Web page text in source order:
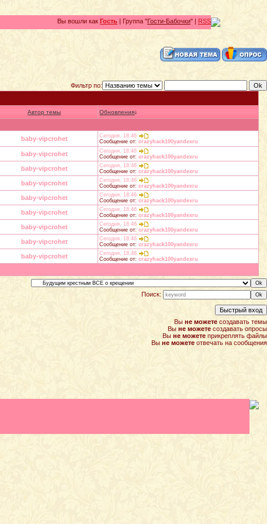
Вы вошли как Гость | Группа "Гости-Бабочки" | RSS
Фильтр по:
Автор темы Обновления↓
baby-vipcrohet
Сегодня, 18:46
Сообщение от:crazyhack100yandexru
baby-vipcrohet
Сегодня, 18:46
Сообщение от:crazyhack100yandexru
baby-vipcrohet
Сегодня, 18:46
Сообщение от:crazyhack100yandexru
baby-vipcrohet
Сегодня, 18:46
Сообщение от:crazyhack100yandexru
baby-vipcrohet
Сегодня, 18:46
Сообщение от:crazyhack100yandexru
baby-vipcrohet
Сегодня, 18:46
Сообщение от:crazyhack100yandexru
baby-vipcrohet
Сегодня, 18:46
Сообщение от:crazyhack100yandexru
baby-vipcrohet
Сегодня, 18:46
Сообщение от:crazyhack100yandexru
baby-vipcrohet
Сегодня, 18:46
Сообщение от:crazyhack100yandexru
Поиск:
Вы не можете создавать темы
Вы не можете создавать опросы
Вы не можете прикреплять файлы
Вы не можете отвечать на сообщения